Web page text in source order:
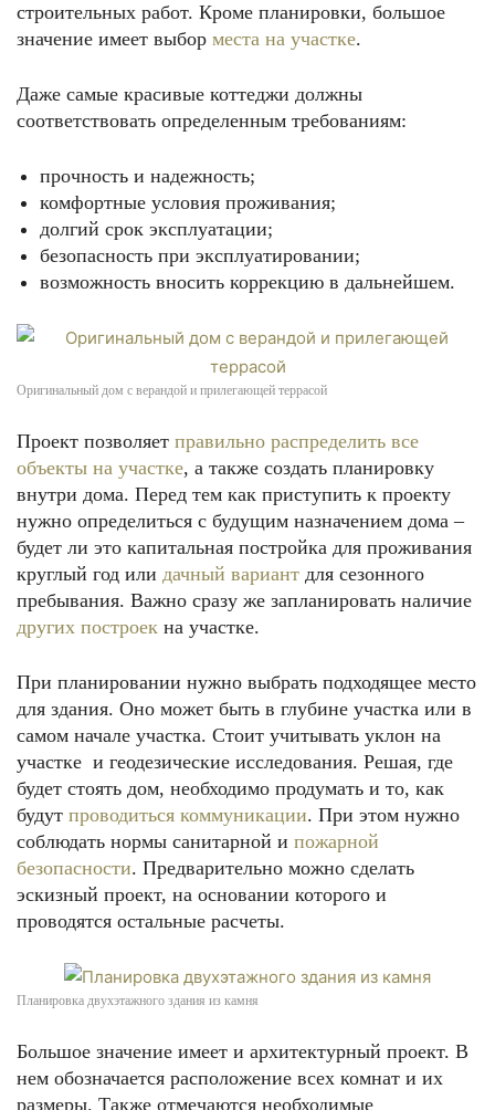
строительных работ. Кроме планировки, большое
значение имеет выбор места на участке.
Даже самые красивые коттеджи должны
соответствовать определенным требованиям:
прочность и надежность;
комфортные условия проживания;
долгий срок эксплуатации;
безопасность при эксплуатировании;
возможность вносить коррекцию в дальнейшем.
Оригинальный дом с верандой и прилегающей террасой
Проект позволяет правильно распределить все
объекты на участке, а также создать планировку
внутри дома. Перед тем как приступить к проекту
нужно определиться с будущим назначением дома –
будет ли это капитальная постройка для проживания
круглый год или дачный вариант для сезонного
пребывания. Важно сразу же запланировать наличие
других построек на участке.
При планировании нужно выбрать подходящее место
для здания. Оно может быть в глубине участка или в
самом начале участка. Стоит учитывать уклон на
участке и геодезические исследования. Решая, где
будет стоять дом, необходимо продумать и то, как
будут проводиться коммуникации. При этом нужно
соблюдать нормы санитарной и пожарной
безопасности. Предварительно можно сделать
эскизный проект, на основании которого и
проводятся остальные расчеты.
Планировка двухэтажного здания из камня
Большое значение имеет и архитектурный проект. В
нем обозначается расположение всех комнат и их
размеры. Также отмечаются необходимые